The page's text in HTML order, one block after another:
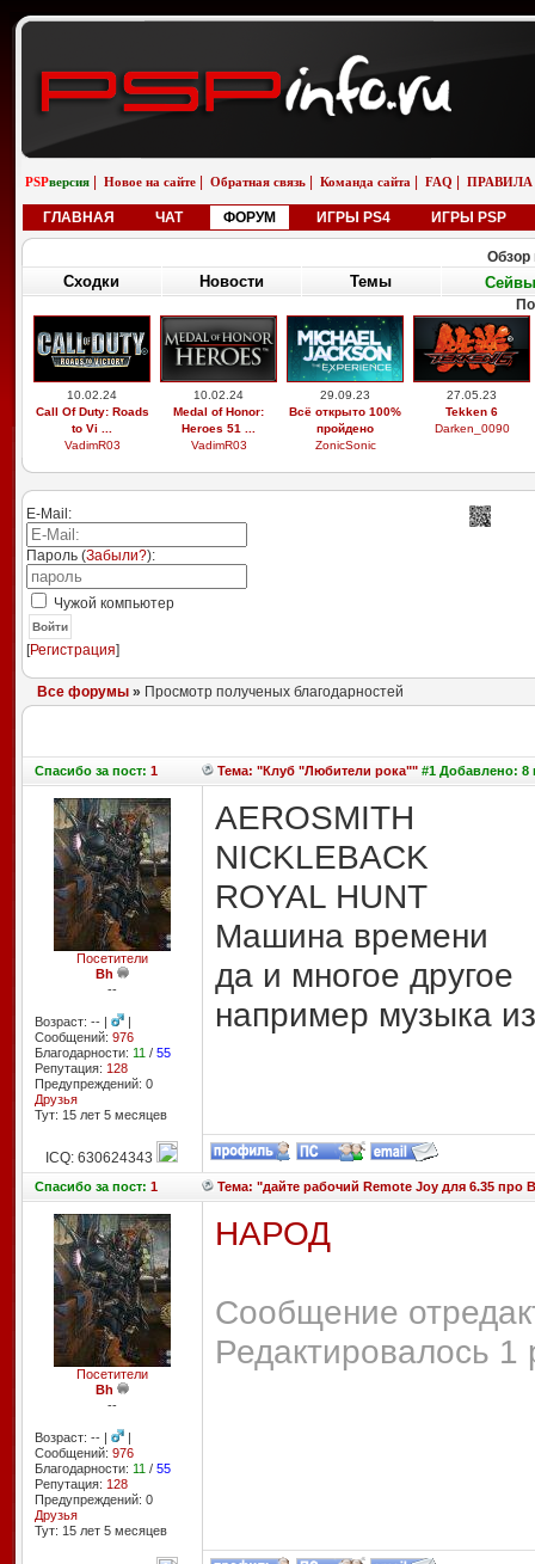
PSPверсия Новое на сайте Обратная связь Команда сайта FAQ ПРАВИЛА
ГЛАВНАЯ ЧАТ ФОРУМ ИГРЫ PS4 ИГРЫ PSP
Обзор
Сходки Новости Темы Сейвы
29.03.26
Выдающиеся
звери, легоси ...
M9xxsi
19.02.26
Бугатти вейрон
возле реки
iosifreshetnik
01.01.26
saab 9-5 универсал
aero
saabinside
01.01.26
saab 9-5 универсал
снег
E-Mail:
Пароль (Забыли?):
Чужой компьютер
Войти
[Регистрация]
Все форумы» Просмотр полученых благодарностей
Спасибоза пост: 1 Тема: "Клуб "Любители рока""#1 Добавлено: 8
Посетители
Bh
--
Возраст: -- |
|
Сообщений: 976
Благодарности: 11 / 55
Репутация: 128
Предупреждений: 0
Друзья
Тут: 15 лет 5 месяцев
AEROSMITH
NICKLEBACK
ROYAL HUNT
Машина времени
да и многое другое
например музыка
ICQ: 630624343
Спасибоза пост: 1 Тема: "дайте рабочий Remote Joy для 6.35 про
Посетители
Bh
--
Возраст: -- |
|
Сообщений: 976
Благодарности: 11 / 55
Репутация: 128
Предупреждений: 0
Друзья
Тут: 15 лет 5 месяцев
НАРОД
Сообщение
Редактировалось 1